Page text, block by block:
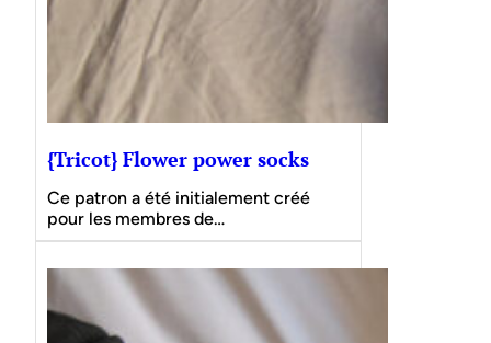
{Tricot} Flower power socks
Ce patron a été initialement créé
pour les membres de…